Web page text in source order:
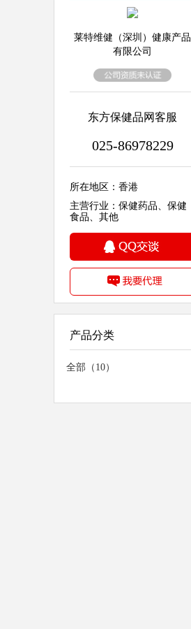
莱特维健（深圳）健康产品
有限公司
东方保健品网客服
025-86978229
所在地区：香港
主营行业：保健药品、保健
食品、其他
产品分类
全部（10）